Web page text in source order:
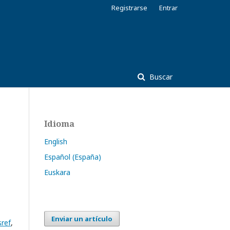
Buscar
Registrarse Entrar
,
Idioma
English
Español (España)
Euskara
Enviar un artículo